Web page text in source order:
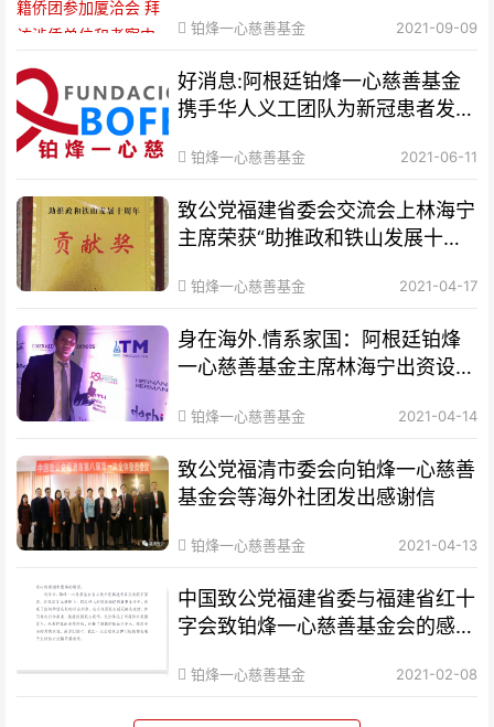
铂烽一心慈善基金 2021-09-09
好消息:阿根廷铂烽一心慈善基金
携手华人义工团队为新冠患者发放
铂烽一心慈善基金 2021-06-11
​致公党福建省委会交流会上林海宁
主席荣获“助推政和铁山发展十周
铂烽一心慈善基金 2021-04-17
身在海外.情系家国：阿根廷铂烽
一心慈善基金主席林海宁出资设立
铂烽一心慈善基金 2021-04-14
致公党福清市委会向铂烽一心慈善
基金会等海外社团发出感谢信
铂烽一心慈善基金 2021-04-13
中国致公党福建省委与福建省红十
字会致铂烽一心慈善基金会的感谢
铂烽一心慈善基金 2021-02-08